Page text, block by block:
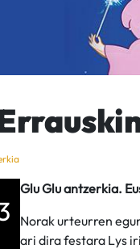
Glu Glu antzerkia.
Norak urteurren
ari dira festara Lys